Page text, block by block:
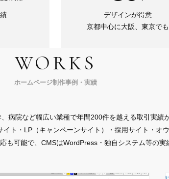
デザインが得意
京都中心に大阪、東京でも
WORKS
ホームページ制作事例・実績
病院など幅広い業種で年間200件を越える取引実績
ト・LP（キャンペーンサイト）・採用サイト・オ
も可能で、CMSはWordPress・独自システム等の実